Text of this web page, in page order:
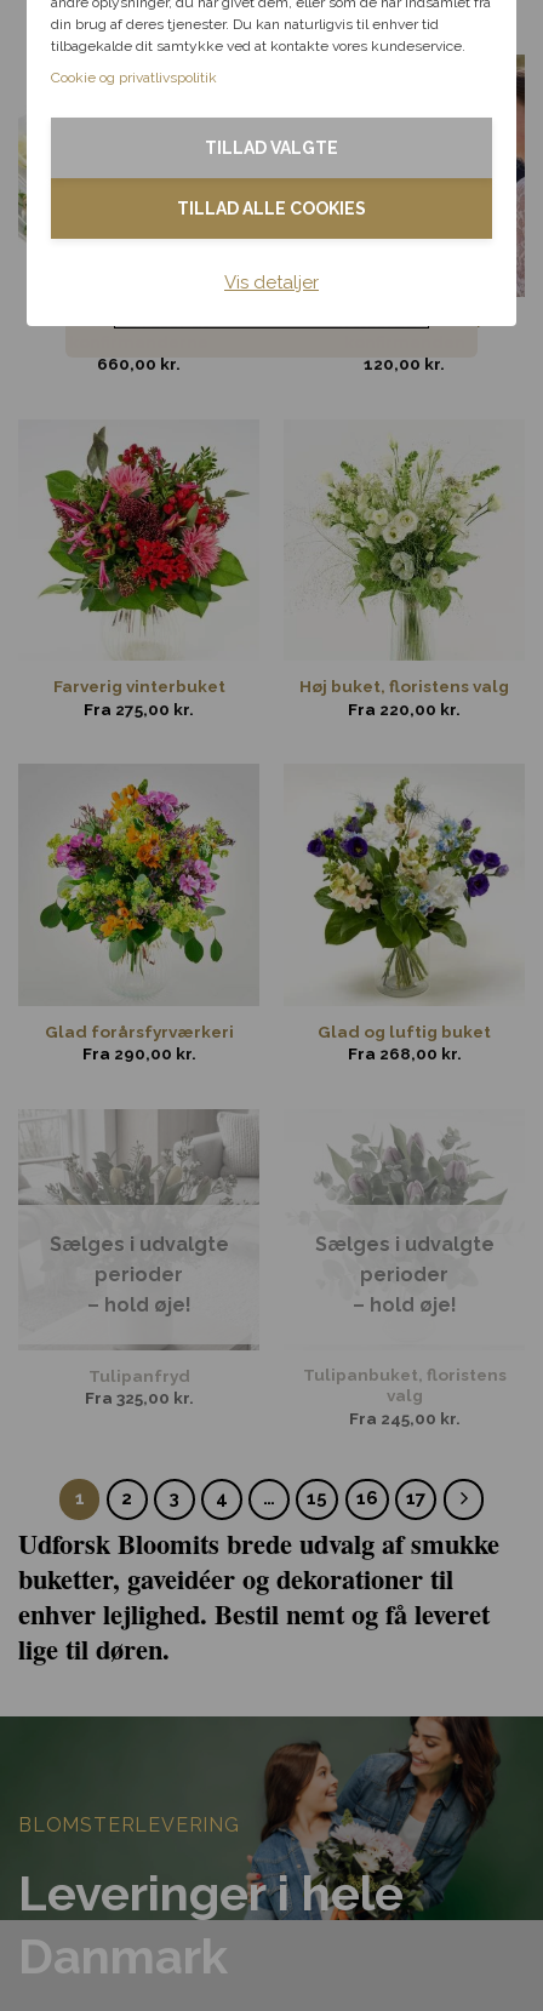
din brug af deres tjenester. Du kan naturligvis til enhver tid
tilbagekalde dit samtykke ved at kontakte vores kundeservice.
Cookie og privatlivspolitik
TILLAD ALLE COOKIES
TILLAD VALGTE
Vis detaljer
660,00 kr.
120,00 kr.
Farverig vinterbuket
Fra 275,00 kr.
Høj buket, floristens valg
Fra 220,00 kr.
Glad forårsfyrværkeri
Fra 290,00 kr.
Glad og luftig buket
Fra 268,00 kr.
Sælges i udvalgte
perioder
– hold øje!
Tulipanfryd
Fra 325,00 kr.
Sælges i udvalgte
perioder
– hold øje!
Tulipanbuket, floristens
valg
Fra 245,00 kr.
1 2 3 4 … 15 16 17
Udforsk Bloomits brede udvalg af smukke
buketter, gaveidéer og dekorationer til
enhver lejlighed. Bestil nemt og få leveret
lige til døren.
BLOMSTERLEVERING
Leveringer i hele
Danmark
Fødselsdag
Kondolence
Blomster til hjemmet